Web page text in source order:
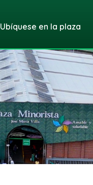
Ubíquese en la plaza